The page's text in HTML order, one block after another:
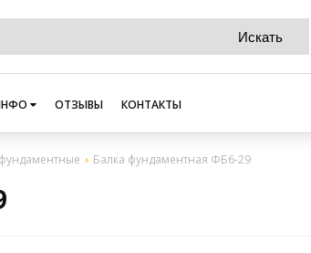
ОТЗЫВЫ КОНТАКТЫ
Балка фундаментная ФБ6-29